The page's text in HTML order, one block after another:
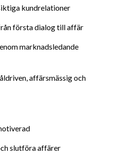
kundrelationer
första dialog till affär
marknadsledande
affärsmässig och
slutföra affärer